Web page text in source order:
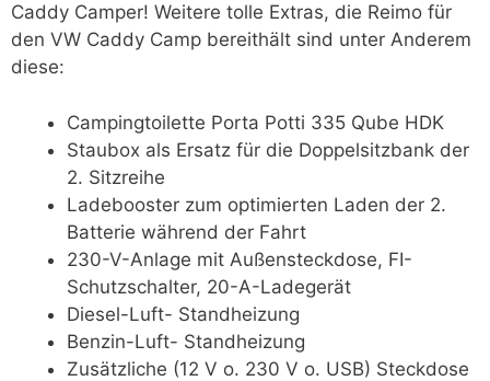
Caddy Camper! Weitere tolle Extras, die Reimo für
den VW Caddy Camp bereithält sind unter Anderem
diese:
Campingtoilette Porta Potti 335 Qube HDK
Staubox als Ersatz für die Doppelsitzbank der
2. Sitzreihe
Ladebooster zum optimierten Laden der 2.
Batterie während der Fahrt
230-V-Anlage mit Außensteckdose, FI-
Schutzschalter, 20-A-Ladegerät
Diesel-Luft- Standheizung
Benzin-Luft- Standheizung
Zusätzliche (12 V o. 230 V o. USB) Steckdose